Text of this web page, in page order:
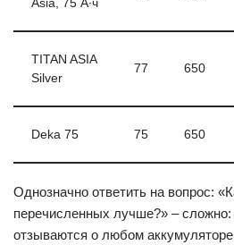
Asia, 75 А∙ч
TITAN ASIA
Silver
77 650
Deka 75 75 650
Однозначно ответить на вопрос:
перечисленных лучше?» –
отзываются о любом